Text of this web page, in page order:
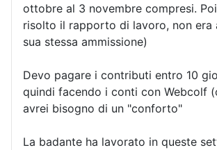
ottobre al 3 novembre compresi.
risolto il rapporto di lavoro, non era
sua stessa ammissione)
Devo pagare i contributi entro 10
quindi facendo i conti con Webcolf
avrei bisogno di un "conforto"
La badante ha lavorato in queste